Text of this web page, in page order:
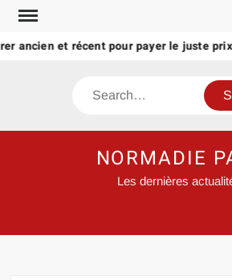
Skip
contentancien et récent pour payer le juste prix
Search
NORMADIE
Les dernières